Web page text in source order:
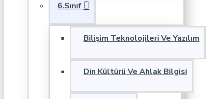
6.Sınıf
Bilişim Teknolojileri Ve Yazılım
Din Kültürü Ve Ahlak Bilgisi